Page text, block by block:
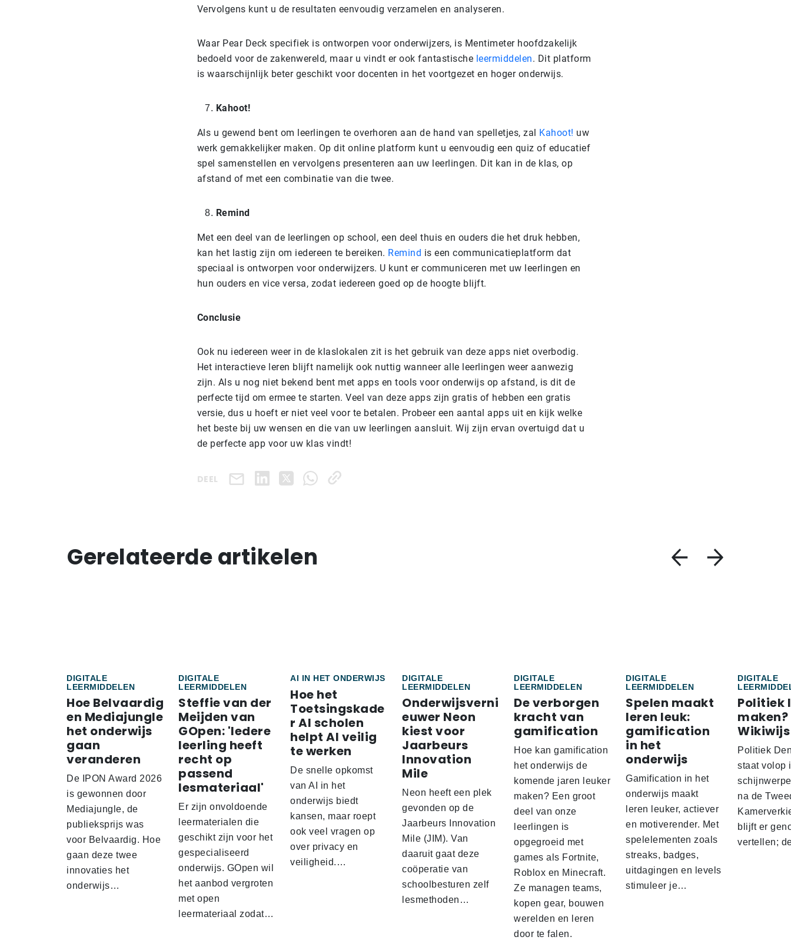
Vervolgens kunt u de resultaten eenvoudig verzamelen en analyseren.
Waar Pear Deck specifiek is ontworpen voor onderwijzers, is Mentimeter hoofdzakelijk
bedoeld voor de zakenwereld, maar u vindt er ook fantastische leermiddelen. Dit platform
is waarschijnlijk beter geschikt voor docenten in het voortgezet en hoger onderwijs.
Kahoot!
Als u gewend bent om leerlingen te overhoren aan de hand van spelletjes, zal Kahoot! uw
werk gemakkelijker maken. Op dit online platform kunt u eenvoudig een quiz of educatief
spel samenstellen en vervolgens presenteren aan uw leerlingen. Dit kan in de klas, op
afstand of met een combinatie van die twee.
Remind
Met een deel van de leerlingen op school, een deel thuis en ouders die het druk hebben,
kan het lastig zijn om iedereen te bereiken. Remind is een communicatieplatform dat
speciaal is ontworpen voor onderwijzers. U kunt er communiceren met uw leerlingen en
hun ouders en vice versa, zodat iedereen goed op de hoogte blijft.
Conclusie
Ook nu iedereen weer in de klaslokalen zit is het gebruik van deze apps niet overbodig.
Het interactieve leren blijft namelijk ook nuttig wanneer alle leerlingen weer aanwezig
zijn. Als u nog niet bekend bent met apps en tools voor onderwijs op afstand, is dit de
perfecte tijd om ermee te starten. Veel van deze apps zijn gratis of hebben een gratis
versie, dus u hoeft er niet veel voor te betalen. Probeer een aantal apps uit en kijk welke
het beste bij uw wensen en die van uw leerlingen aansluit. Wij zijn ervan overtuigd dat u
de perfecte app voor uw klas vindt!
DEEL
Gerelateerde artikelen
DIGITALE
LEERMIDDELEN
Hoe Belvaardig
en Mediajungle
het onderwijs
gaan
veranderen
De IPON Award 2026
is gewonnen door
Mediajungle, de
publieksprijs was
voor Belvaardig. Hoe
gaan deze twee
innovaties het
onderwijs…
DIGITALE
LEERMIDDELEN
Steffie van der
Meijden van
GOpen: 'Iedere
leerling heeft
recht op
passend
lesmateriaal'
Er zijn onvoldoende
leermaterialen die
geschikt zijn voor het
gespecialiseerd
onderwijs. GOpen wil
het aanbod vergroten
met open
leermateriaal zodat…
AI IN HET ONDERWIJS
Hoe het
Toetsingskade
r AI scholen
helpt AI veilig
te werken
De snelle opkomst
van AI in het
onderwijs biedt
kansen, maar roept
ook veel vragen op
over privacy en
veiligheid.…
DIGITALE
LEERMIDDELEN
Onderwijsverni
euwer Neon
kiest voor
Jaarbeurs
Innovation
Mile
Neon heeft een plek
gevonden op de
Jaarbeurs Innovation
Mile (JIM). Van
daaruit gaat deze
coöperatie van
schoolbesturen zelf
lesmethoden…
DIGITALE
LEERMIDDELEN
De verborgen
kracht van
gamification
Hoe kan gamification
het onderwijs de
komende jaren leuker
maken? Een groot
deel van onze
leerlingen is
opgegroeid met
games als Fortnite,
Roblox en Minecraft.
Ze managen teams,
kopen gear, bouwen
werelden en leren
door te falen.
DIGITALE
LEERMIDDELEN
Spelen maakt
leren leuk:
gamification
in het
onderwijs
Gamification in het
onderwijs maakt
leren leuker, actiever
en motiverender. Met
spelelementen zoals
streaks, badges,
uitdagingen en levels
stimuleer je…
DIGITALE
Politiek
maken?
Politiek
staat volop
na de
blijft er
vertellen;